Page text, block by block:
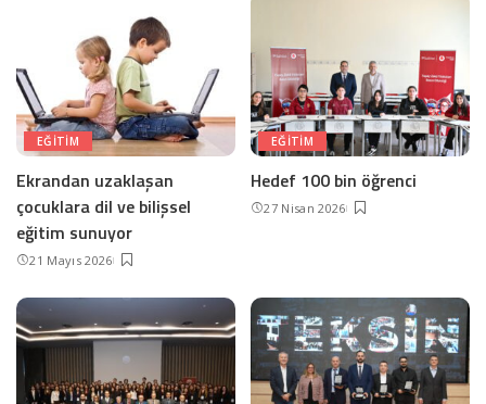
EĞITIM
Ekrandan uzaklaşan
çocuklara dil ve bilişsel
eğitim sunuyor
21 Mayıs 2026
EĞITIM
Hedef 100 bin öğrenci
27 Nisan 2026